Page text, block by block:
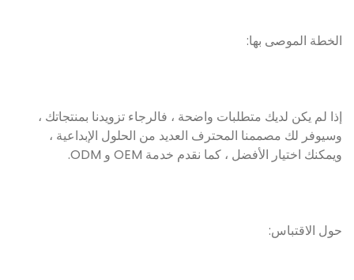
الخطة الموصى بها:
إذا لم يكن لديك متطلبات واضحة ، فالرجاء تزويدنا بمنتجاتك ،
وسيوفر لك مصممنا المحترف العديد من الحلول الإبداعية ،
ويمكنك اختيار الأفضل ، كما نقدم خدمة OEM و ODM.
حول الاقتباس: